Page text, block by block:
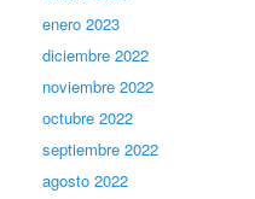
enero 2023
diciembre 2022
noviembre 2022
octubre 2022
septiembre 2022
agosto 2022